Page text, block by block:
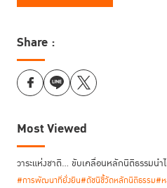
ในการประชุมครั้งนี้ ศ.(พิเศษ) ดร.กิตติพง
จำกัดอยู่เพียงแวดวงนักกฎหมาย แต่มีคว
คือหลักนิติธรรมนั้นจะเอื้อให้เกิดการพัฒนา
สร้างหลักประกันแห่งความยุติธรรม:ห
Share :
Most Viewed
วาระแห่งชาติ… ขับเคลื่อนหลักนิติธรรมนำ
#การพัฒนาที่ยั่งยืน#ดัชนีชี้วัดหลักนิติธรรม#